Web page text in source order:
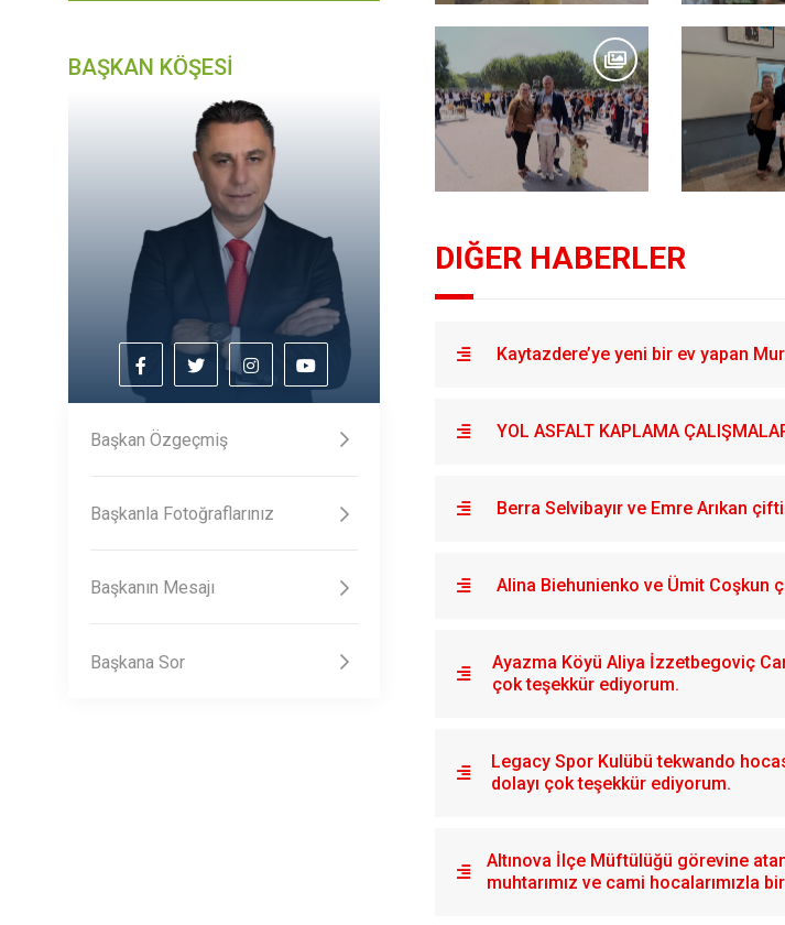
BAŞKAN KÖŞESİ
Başkan Özgeçmiş
Başkanla Fotoğraflarınız
Başkanın Mesajı
Başkana Sor
DIĞER HABERLER
Kaytazdere’ye yeni bir ev yapan
YOL ASFALT KAPLAMA
Berra Selvibayır ve Emre Arıkan
Alina Biehunienko ve Ümit
Ayazma Köyü Aliya İzzetbegoviç
çok teşekkür ediyorum.
Legacy Spor Kulübü tekwando
dolayı çok teşekkür ediyorum.
Altınova İlçe Müftülüğü görevine
muhtarımız ve cami hocalarımızla